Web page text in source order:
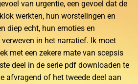
van urgentie, een gevoel dat de
werkten, hun worstelingen en
diep echt, hun emoties en
in het narratief. Ik moet
met een zekere mate van scepsis
deel in de serie pdf downloaden te
afvragend of het tweede deel aan